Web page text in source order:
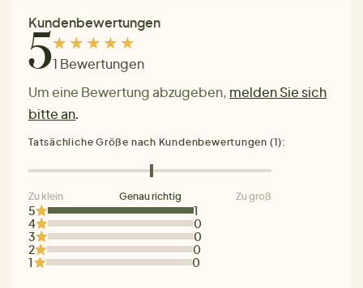
Kundenbewertungen
51 Bewertungen
Um eine Bewertung abzugeben, melden Sie sich
bitte an.
5
1
4
0
3
0
2
0
1
0
Tatsächliche Größe nach Kundenbewertungen (1):
Zu klein Genau richtig Zu groß